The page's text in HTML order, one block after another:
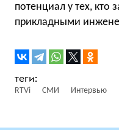
потенциал у тех, кто
прикладными
RTVi СМИ Интервью